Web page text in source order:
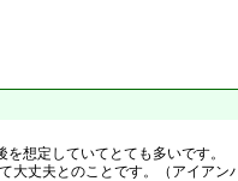
想定していてとても多いです。
大丈夫とのことです。（アイアン